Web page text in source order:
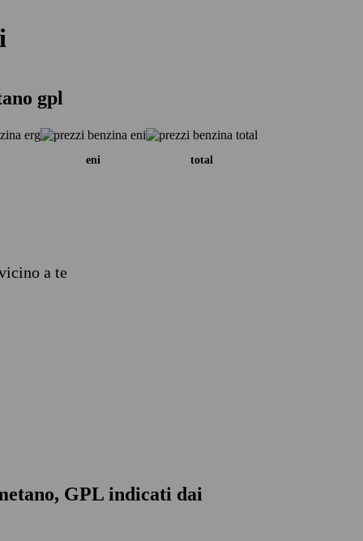
gpl
eni total
a te
GPL indicati dai